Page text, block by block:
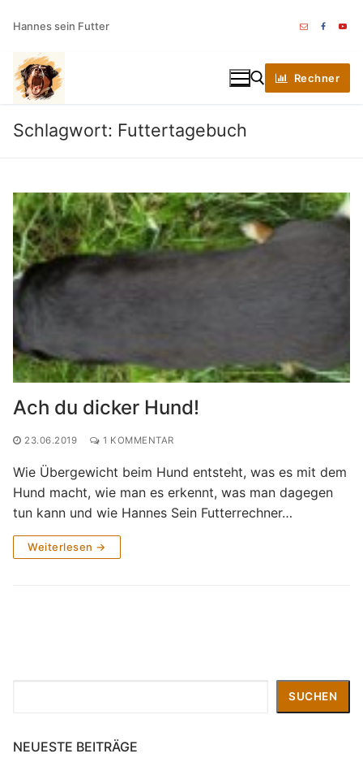
Inhalt
springen
Hannes sein Futter
Rechner
Schlagwort: Futtertagebuch
Ach du dicker Hund!
23.06.2019 1 KOMMENTAR
Wie Übergewicht beim Hund entsteht, was es mit dem
Hund macht, wie man es erkennt, was man dagegen
tun kann und wie Hannes Sein Futterrechner…
Weiterlesen →
SUCHEN
NEUESTE BEITRÄGE